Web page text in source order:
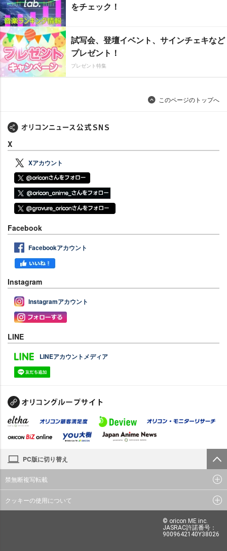
をチェック！
試写会、登壇イベント、サインチェキなど
プレゼント！
プレゼント特集
このページのトップへ
X
Xアカウント
Facebook
Facebookアカウント
Instagram
Instagramアカウント
LINE
LINEアカウントメディア
PC版に切り替え
禁無断複写転載
クッキーの使用について
© oricon ME inc.
JASRAC許諾番号：
9009642140Y38026